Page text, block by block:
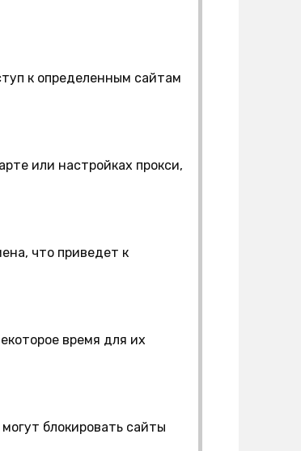
к определенным сайтам
или настройках прокси,
что приведет к
время для их
блокировать сайты